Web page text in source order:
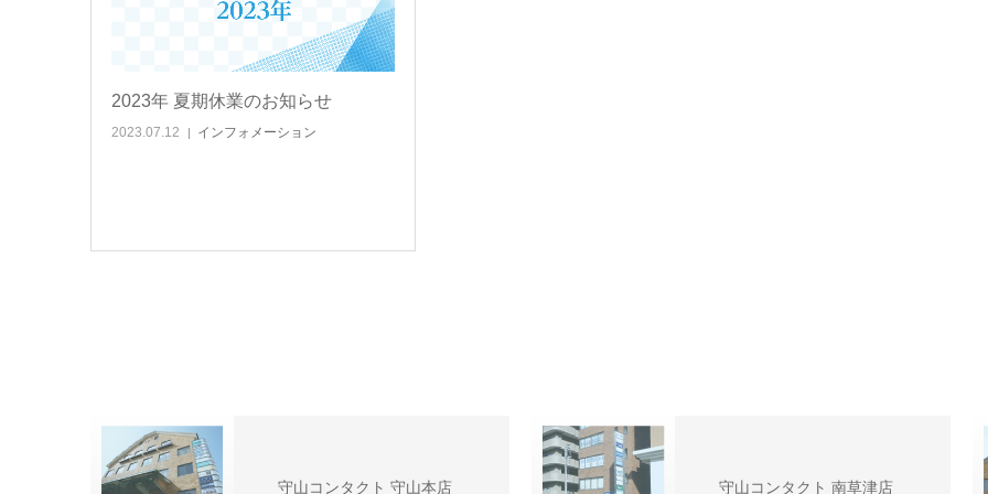
2023年 夏期休業のお知らせ
2023.07.12 インフォメーション
守山コンタクト 守山本店 守山コンタクト 南草津店